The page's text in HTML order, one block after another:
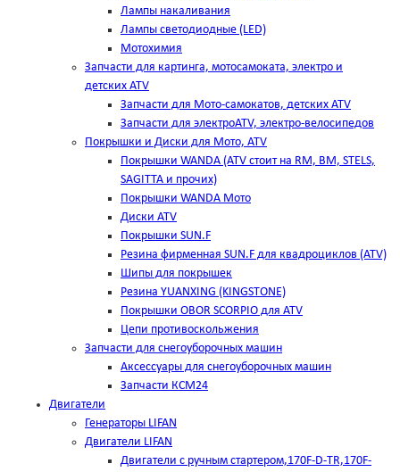
Лампы накаливания
Лампы светодиодные (LED)
Мотохимия
Запчасти для картинга, мотосамоката, электро и
детских ATV
Запчасти для Мото-самокатов, детских ATV
Запчасти для электроATV, электро-велосипедов
Покрышки и Диски для Мото, ATV
Покрышки WANDA (АТV стоит на RM, BM, STELS,
SAGITTA и прочих)
Покрышки WANDA Мото
Диски ATV
Покрышки SUN.F
Резина фирменная SUN.F для квадроциклов (АТV)
Шипы для покрышек
Резина YUANXING (KINGSTONE)
Покрышки OBOR SCORPIO для ATV
Цепи противоскольжения
Запчасти для снегоуборочных машин
Аксессуары для снегоуборочных машин
Запчасти КСМ24
Двигатели
Генераторы LIFAN
Двигатели LIFAN
Двигатели с ручным стартером,170F-D-TR,170F-